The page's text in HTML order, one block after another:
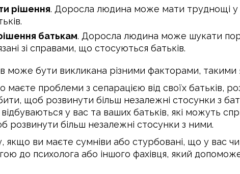
рішення. Доросла людина може мати труднощі у
батькам. Доросла людина може шукати
зі справами, що стосуються батьків.
може бути викликана різними факторами,
проблеми з сепарацією від своїх батьків,
щоб розвинути більш незалежні стосунки з
відбуваються у вас та ваших батьків, які можуть
розвинути більш незалежні стосунки з ними.
якщо ви маєте сумніви або стурбовані, що у вас
до психолога або іншого фахівця, який